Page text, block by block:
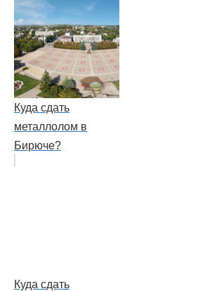
Куда сдать
металлолом в
Бирюче?
Куда сдать